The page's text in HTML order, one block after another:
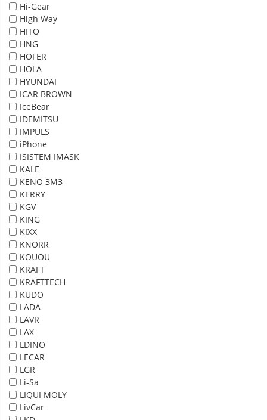
Hi-Gear
High Way
HITO
HNG
HOFER
HOLA
HYUNDAI
ICAR BROWN
IceBear
IDEMITSU
IMPULS
iPhone
ISISTEM IMASK
KALE
KENO ЗМЗ
KERRY
KGV
KING
KIXX
KNORR
KOUOU
KRAFT
KRAFTTECH
KUDO
LADA
LAVR
LAX
LDINO
LECAR
LGR
Li-Sa
LIQUI MOLY
LivCar